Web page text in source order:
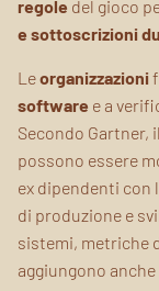
regole del gioco
e sottoscrizioni
Leorganizzazioni
software e a
Secondo Gartner, il
possono essere
ex dipendenti con
di produzione e
sistemi, metriche
aggiungono anche